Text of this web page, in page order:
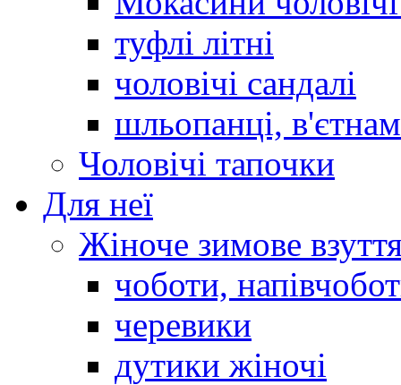
туфлі літні
чоловічі сандалі
шльопанці,
Чоловічі тапочки
Для неї
Жіноче зимове
чоботи,
черевики
дутики жіночі